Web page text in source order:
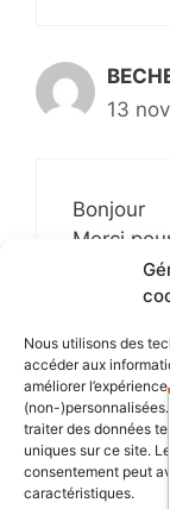
Nous utilisons des
accéder aux
améliorer
(non-
traiter des données
uniques sur ce site.
consentement peut
caractéristiques.
13
Bonjour
Merci
Que
Merci si
Bonne
Ronan